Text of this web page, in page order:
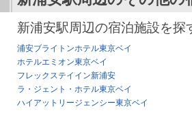
新浦安駅周辺の宿泊施設を探
浦安ブライトンホテル東京ベイ
ホテルエミオン東京ベイ
フレックステイイン新浦安
ラ・ジェント・ホテル東京ベイ
ハイアットリージェンシー東京ベイ